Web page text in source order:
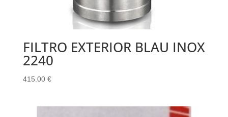
FILTRO EXTERIOR BLAU INOX
2240
415.00 €